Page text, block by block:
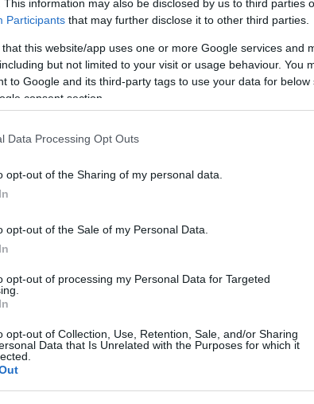
This information may also be disclosed by us to third parties
Participants that may further disclose it to other third parties.
that this website/app uses one or more Google services and
but not limited to your visit or usage behaviour. You
to Google and its third-party tags to use your data for below
consent section.
Data Processing Opt Outs
opt-out of the Sharing of my personal data.
opt-out of the Sale of my Personal Data.
opt-out of processing my Personal Data for Targeted
opt-out of Collection, Use, Retention, Sale, and/or Sharing
Data that Is Unrelated with the Purposes for which it
επεξεργασίας πυρηνικών αποβλήτων!
όσα λένε οι Ρώσοι, τότε το Κίεβο έθεσε
μόνο την Ρωσία και την Ευρώπη αλλά
κατέρριπταν τα βλήματα θα είχαμε
και οι συνέπειες από ένα τέτοιο
κάνουν χρήση πυρηνικών όπλων.
τον πυρηνικό σταθμό ακριβώς λόγω
στην περιφέρεια αλλά ο πυρηνικός
επίσης μεγάλο πρόβλημα ένα πλήγμα